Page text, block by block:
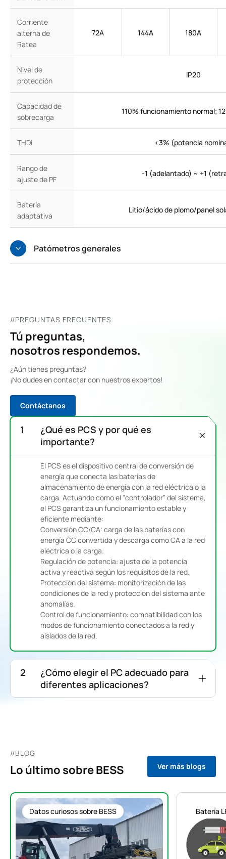
Corriente
alterna de
Ratea
72A 144A 180A
Nivel de
protección
IP20
Capacidad de
sobrecarga
110% funcionamiento normal;
THDi <3% (potencia
Rango de
ajuste de PF
-1 (adelantado) ~ +1
Batería
adaptativa
Litio/ácido de plomo/panel
Patómetros generales
//PREGUNTAS FRECUENTES
Tú preguntas,
nosotros respondemos.
¿Aún tienes preguntas?
¡No dudes en contactar con nuestros expertos!
Contáctanos
¿Qué es PCS y por qué es
importante?
El PCS es el dispositivo central de conversión de
energía que conecta las baterías de
almacenamiento de energía con la red eléctrica o la
carga. Actuando como el "controlador" del sistema,
el PCS garantiza un funcionamiento estable y
eficiente mediante:
Conversión CC/CA: carga de las baterías con
energía CC convertida y descarga como CA a la red
eléctrica o la carga.
Regulación de potencia: ajuste de la potencia
activa y reactiva según los requisitos de la red.
Protección del sistema: monitorización de las
condiciones de la red y protección del sistema ante
anomalías.
Control de funcionamiento: compatibilidad con los
modos de funcionamiento conectados a la red y
aislados de la red.
¿Cómo elegir el PC adecuado para
diferentes aplicaciones?
//BLOG
Lo último sobre BESS Ver más blogs
Datos curiosos sobre BESS Batería